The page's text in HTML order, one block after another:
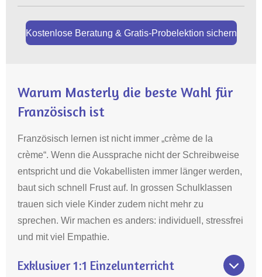
Kostenlose Beratung & Gratis-Probelektion sichern
Warum Masterly die beste Wahl für
Französisch ist
Französisch lernen ist nicht immer „crème de la
crème“. Wenn die Aussprache nicht der Schreibweise
entspricht und die Vokabellisten immer länger werden,
baut sich schnell Frust auf. In grossen Schulklassen
trauen sich viele Kinder zudem nicht mehr zu
sprechen. Wir machen es anders: individuell, stressfrei
und mit viel Empathie.
Exklusiver 1:1 Einzelunterricht